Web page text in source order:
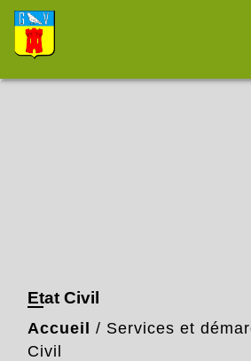
Etat Civil
Accueil / Services et
Civil